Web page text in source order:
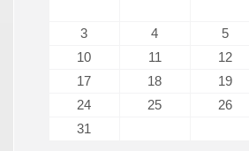
3 4 5
10
11 12
17
18 19
24
25 26
31